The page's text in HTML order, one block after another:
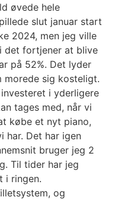
øvede hele
slut januar start
2024, men jeg ville
det fortjener at blive
på 52%. Det lyder
morede sig kosteligt.
i yderligere
tages med, når vi
købe et nyt piano,
har. Det har igen
bruger jeg 2
Til tider har jeg
i ringen.
og